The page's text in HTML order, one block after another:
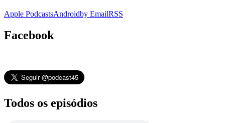
Apple PodcastsAndroidby EmailRSS
Facebook
Todos os episódios